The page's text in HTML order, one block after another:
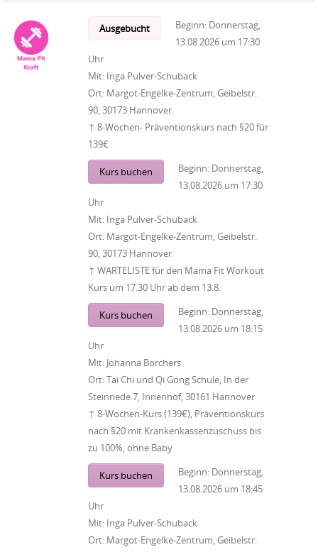
Ausgebucht Beginn: Donnerstag,
13.08.2026 um 17:30
Uhr
Mit: Inga Pulver-Schuback
Ort: Margot-Engelke-Zentrum, Geibelstr.
90, 30173 Hannover
↑ 8-Wochen- Präventionskurs nach §20 für
139€
Kurs buchen Beginn: Donnerstag,
13.08.2026 um 17:30
Uhr
Mit: Inga Pulver-Schuback
Ort: Margot-Engelke-Zentrum, Geibelstr.
90, 30173 Hannover
↑ WARTELISTE für den Mama Fit Workout
Kurs um 17.30 Uhr ab dem 13.8.
Kurs buchen Beginn: Donnerstag,
13.08.2026 um 18:15
Uhr
Mit: Johanna Borchers
Ort:Tai Chi und Qi Gong Schule, In der
Steinriede 7, Innenhof, 30161 Hannover
↑ 8-Wochen-Kurs (139€), Präventionskurs
nach §20 mit Krankenkassenzuschuss bis
zu 100%, ohne Baby
Kurs buchen Beginn: Donnerstag,
13.08.2026 um 18:45
Uhr
Mit: Inga Pulver-Schuback
Ort: Margot-Engelke-Zentrum, Geibelstr.